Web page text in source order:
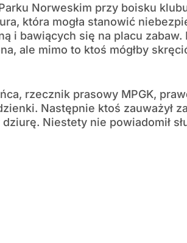
Norweskim przy boisku
która mogła stanowić
i bawiących się na placu zabaw.
ale mimo to ktoś mógłby
rzecznik prasowy MPGK,
Następnie ktoś zauważył
Niestety nie powiadomił